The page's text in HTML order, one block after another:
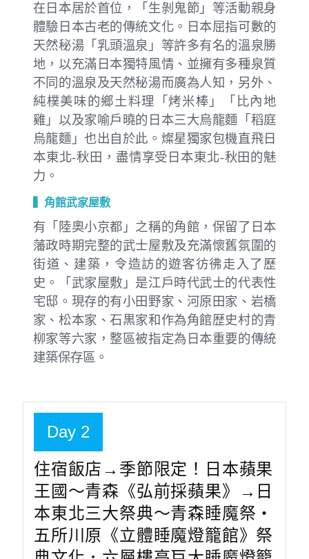
在日本居於首位，「生剝鬼節」等活動親身
體驗日本古老的傳統文化。日本屈指可數的
天然秘湯「乳頭溫泉」等許多有名的溫泉勝
地，以充滿日本獨特風情、並擁有多種泉質
不同的溫泉及天然秘湯而廣為人知，另外、
純樸美味的鄉土料理「烤米棒」「比內地
雞」以及家喻戶曉的日本三大烏龍麵「稻庭
烏龍麵」也出自於此。燦星獨家包機直飛日
本東北-秋田，盡情享受日本東北-秋田的魅
力。
▍角館武家屋敷
有「陸奧小京都」之稱的角館，保留了日本
藩政時期完整的武士屋敷及充滿懷舊氛圍的
街道、建築，令造訪的遊客彷彿走入了歷
史。「武家屋敷」是江戶時代武士的代表性
宅邸。現存的有小田野家、河原田家、岩橋
家、松本家、石黒家和作為角館歴史村的青
柳家等六家，整區被指定為日本重要的傳統
建築保存區。
Day 2
住宿飯店→季節限定！日本蘋果
王國～青森《弘前採蘋果》→日
本東北三大祭典～青森睡魔祭・
五所川原《立體睡魔燈籠館》祭